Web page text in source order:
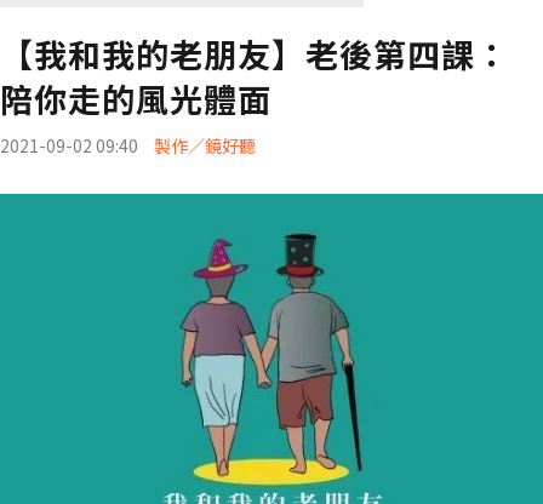
【我和我的老朋友】老後第四課：
陪你走的風光體面
2021-09-02 09:40 製作／鏡好聽